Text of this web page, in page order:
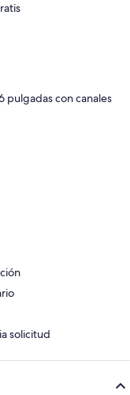
pulgadas con canales
solicitud